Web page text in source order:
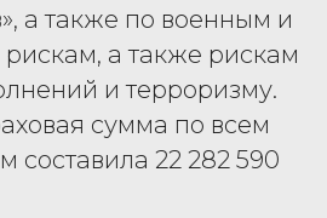
а также по военным и
а также рискам
и терроризму.
сумма по всем
составила 22 282 590